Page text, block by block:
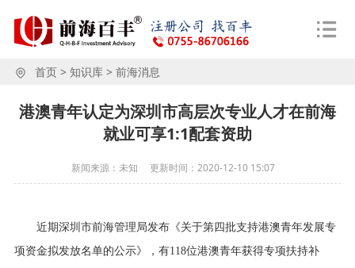
首页> 知识库> 前海消息
港澳青年认定为深圳市高层次专业人才在前海
就业可享1:1配套资助
新闻来源：未知 更新时间： 2020-12-10 15:07
近期深圳市前海管理局发布《关于第四批支持港澳青年发展专
项资金拟发放名单的公示》，有118位港澳青年获得专项扶持补